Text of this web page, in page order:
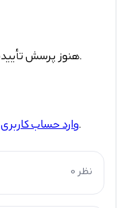
هنوز پرسش تأییدشده‌ای برای این محصول ثبت نشده است.
وارد حسابتا بتوانید پرسش یا پاسخ ثبت کنید.
0 نظر